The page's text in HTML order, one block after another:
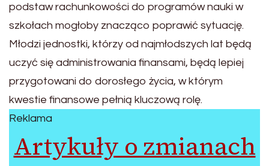
podstaw rachunkowości do programów nauki w
szkołach mogłoby znacząco poprawić sytuację.
Młodzi jednostki, którzy od najmłodszych lat będą
uczyć się administrowania finansami, będą lepiej
przygotowani do dorosłego życia, w którym
kwestie finansowe pełnią kluczową rolę.
Reklama
Artykuły o zmianach